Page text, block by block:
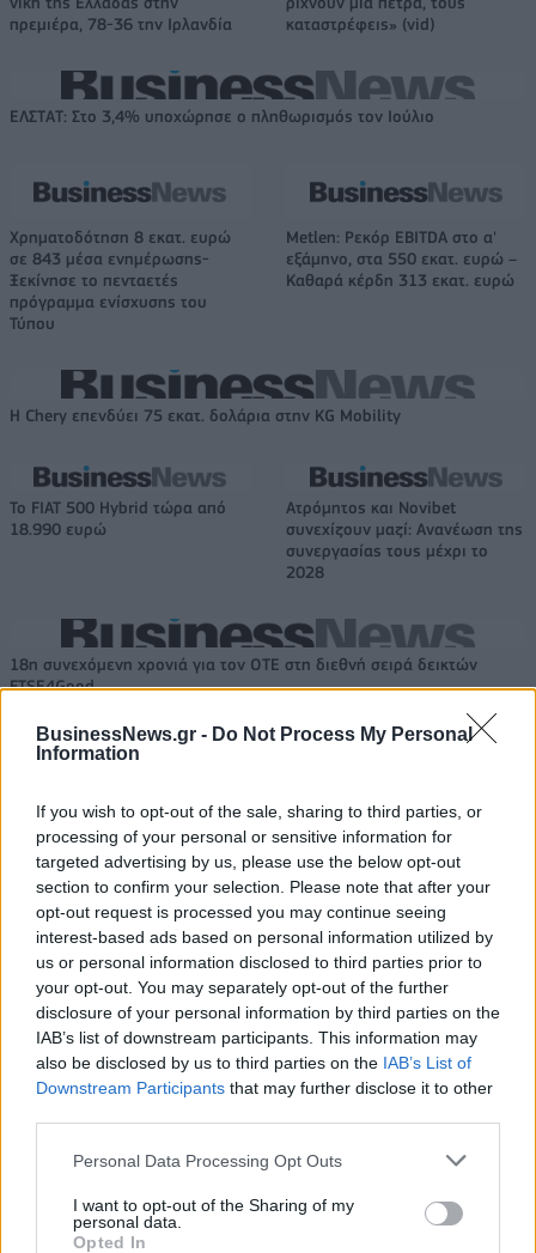
BusinessNews.gr - Do Not Process My Personal
Information
If you wish to opt-out of the sale, sharing to third parties, or
processing of your personal or sensitive information for
targeted advertising by us, please use the below opt-out
section to confirm your selection. Please note that after your
opt-out request is processed you may continue seeing
interest-based ads based on personal information utilized by
us or personal information disclosed to third parties prior to
your opt-out. You may separately opt-out of the further
disclosure of your personal information by third parties on the
IAB’s list of downstream participants. This information may
also be disclosed by us to third parties on the IAB’s List of
Downstream Participants that may further disclose it to other
Personal Data Processing Opt Outs
I want to opt-out of the Sharing of my
personal data.
Opted In
πρεμιέρα, 78-36 την Ιρλανδία
καταστρέφεις» (vid)
ΕΛΣΤΑΤ: Στο 3,4% υποχώρησε ο πληθωρισμός τον Ιούλιο
Χρηματοδότηση 8 εκατ. ευρώ
σε 843 μέσα ενημέρωσης-
Ξεκίνησε το πενταετές
πρόγραμμα ενίσχυσης του
Τύπου
Metlen: Ρεκόρ EBITDA στο α'
εξάμηνο, στα 550 εκατ. ευρώ –
Καθαρά κέρδη 313 εκατ. ευρώ
Η Chery επενδύει 75 εκατ. δολάρια στην KG Mobility
Το FIAT 500 Hybrid τώρα από
18.990 ευρώ
Ατρόμητος και Novibet
συνεχίζουν μαζί: Ανανέωση της
συνεργασίας τους μέχρι το
2028
18η συνεχόμενη χρονιά για τον ΟΤΕ στη διεθνή σειρά δεικτών
FTSE4Good
ΠΕΡΙΣΣΌΤΕΡΑ ΣΕ ΑΥΤΉ ΤΗΝ ΚΑΤΗΓΟΡΊΑ
απόκτηση υπηκοότητας
19/09/2018 - 03:00
Συνταγματικό Δικαστήριο
τις προσφυγές κατά του
δημοψηφίσματος